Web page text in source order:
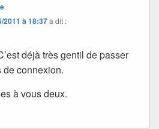
2011 à 18:37a dit :
déjà très gentil de passer
de connexion.
à vous deux.